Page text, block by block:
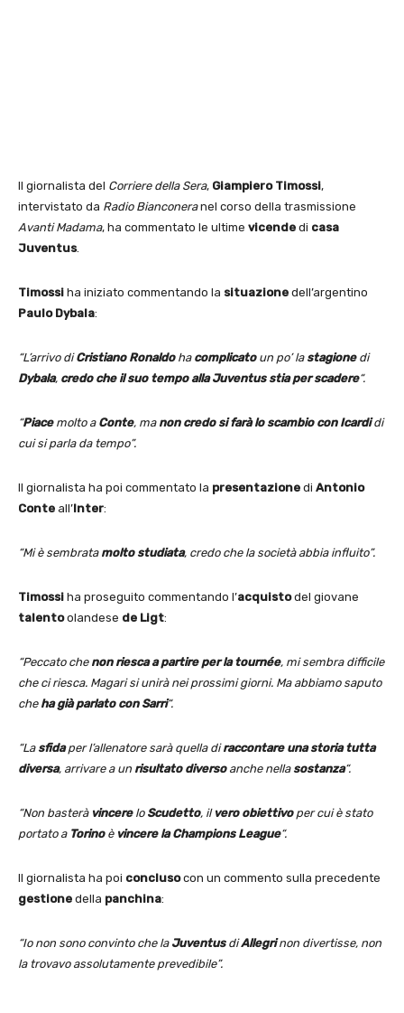
Il giornalista del Corriere della Sera, Giampiero Timossi,
intervistato da Radio Bianconeranel corso della trasmissione
Avanti Madama, ha commentato le ultime vicende di casa
Juventus.
Timossi ha iniziato commentando la situazione dell’argentino
Paulo Dybala:
“L’arrivo diCristiano Ronaldoha complicatoun po’ la stagionedi
Dybala, credo che il suo tempo alla Juventus stia per scadere“.
“Piacemolto a Conte, ma non credo si farà lo scambio con Icardidi
cui si parla da tempo”.
Il giornalista ha poi commentato la presentazione di Antonio
Conte all’Inter:
“Mi è sembrata molto studiata, credo che la società abbia influito”.
Timossi ha proseguito commentando l’acquistodel giovane
talentoolandese de Ligt:
“Peccato che non riesca a partire per la tournée, mi sembra difficile
che ci riesca. Magari si unirà nei prossimi giorni. Ma abbiamo saputo
che ha già parlato con Sarri“.
“La sfidaper l’allenatore sarà quella diraccontare una storia tutta
diversa, arrivare a un risultato diversoanche nella sostanza“.
“Non basterà vincerelo Scudetto, il vero obiettivoper cui è stato
portato a Torinoè vincere la Champions League“.
Il giornalista ha poi conclusocon un commento sulla precedente
gestione della panchina:
“Io non sono convinto che la JuventusdiAllegrinon divertisse, non
la trovavo assolutamente prevedibile”.